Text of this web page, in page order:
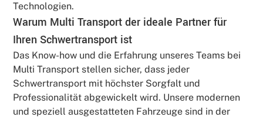
Technologien.
Warum Multi Transport der ideale Partner für
Ihren Schwertransport ist
Das Know-how und die Erfahrung unseres Teams bei
Multi Transport stellen sicher, dass jeder
Schwertransport mit höchster Sorgfalt und
Professionalität abgewickelt wird. Unsere modernen
und speziell ausgestatteten Fahrzeuge sind in der